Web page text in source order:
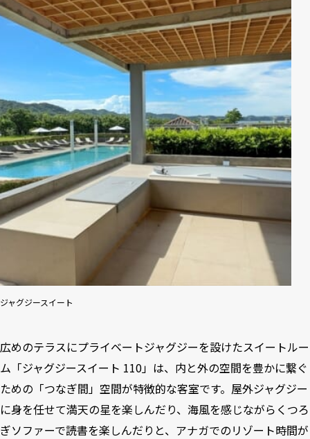
ジャグジースイート
広めのテラスにプライベートジャグジーを設けたスイートルー
ム「ジャグジースイート 110」は、内と外の空間を豊かに繋ぐ
ための「つなぎ間」空間が特徴的な客室です。屋外ジャグジー
に身を任せて満天の星を楽しんだり、海風を感じながらくつろ
ぎソファーで読書を楽しんだりと、アナガでのリゾート時間が